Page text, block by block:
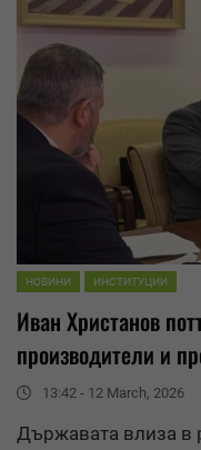
НОВИНИ ИНСТИТУЦИИ
Иван Христанов
производители и
13:42 - 12 March, 2026
Държавата влиза в